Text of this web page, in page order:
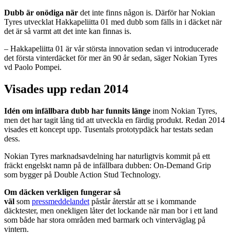
Dubb är onödiga när det inte finns någon is. Därför har Nokian
Tyres utvecklat Hakkapeliitta 01 med dubb som fälls in i däcket när
det är så varmt att det inte kan finnas is.
– Hakkapeliitta 01 är vår största innovation sedan vi introducerade
det första vinterdäcket för mer än 90 år sedan, säger Nokian Tyres
vd Paolo Pompei.
Visades upp redan 2014
Idén om infällbara dubb har funnits länge inom Nokian Tyres,
men det har tagit lång tid att utveckla en färdig produkt. Redan 2014
visades ett koncept upp. Tusentals prototypdäck har testats sedan
dess.
Nokian Tyres marknadsavdelning har naturligtvis kommit på ett
fräckt engelskt namn på de infällbara dubben: On-Demand Grip
som bygger på Double Action Stud Technology.
Om däcken verkligen fungerar så
väl som pressmeddelandet påstår återstår att se i kommande
däcktester, men onekligen låter det lockande när man bor i ett land
som både har stora områden med barmark och vinterväglag på
vintern.